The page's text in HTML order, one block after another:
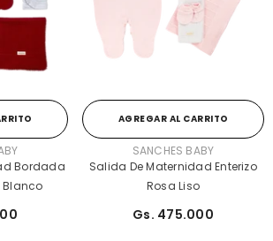
Bordada
Blanco
AGREGAR AL CARRITO
PROVEEDOR:SANCHES BABY
Salida De Maternidad Enterizo
Rosa Liso
Gs. 475.000